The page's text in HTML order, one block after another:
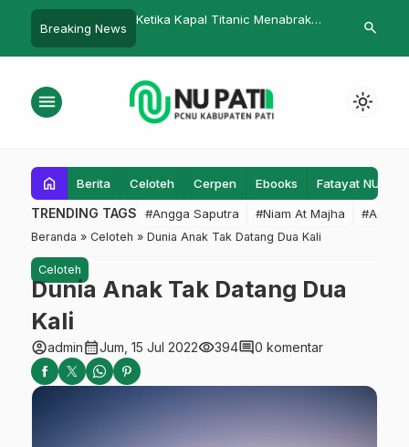
Breaking News
Gelar Muktamar
IV, Soroti Peran
Ketika Kapal Titanic Menabrak
‎Gus Mujib
Masjid Baitul
search
menu light_mode
home Berita Celoteh Cerpen Ebooks Fatayat NU
TRENDING TAGS #Angga Saputra #Niam At Majha #Admin
Beranda » Celoteh » Dunia Anak Tak Datang Dua Kali
Celoteh
Dunia Anak Tak Datang Dua
Kali
account_circleadmincalendar_monthJum, 15 Jul 2022visibility394comment0 komentar